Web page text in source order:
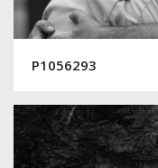
P1056293